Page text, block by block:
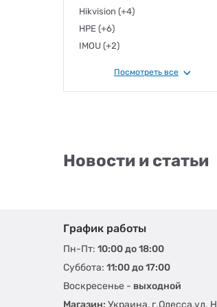
Hikvision (+4)
HPE (+6)
IMOU (+2)
TENDA(+23)
Посмотреть все
Новости и статьи
График работы
Пн-Пт: 10:00 до 18:00
Суббота: 11:00 до 17:00
Воскресенье - выходной
Магазин: Украина, г.Одесса,ул.